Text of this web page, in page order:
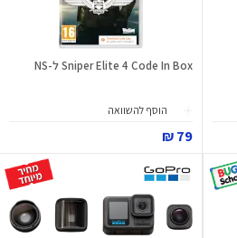
Sniper Elite 4 Code In Box ל-NS
הוסף להשוואה
79 ₪